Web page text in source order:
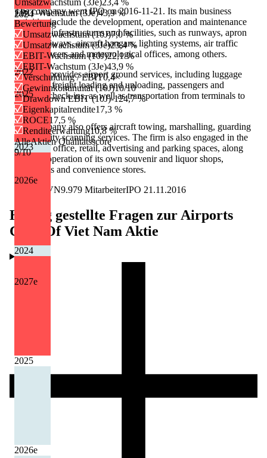
2024
2025
2026e
2027e
2022
2023
2024
2025
2026e
Umsatzwachstum (3Je)23,4 %
EBIT-Wachstum (3Je)43,9 %
Bewertung
Umsatzwachstum (10J)7,0 %
Umsatzwachstum (3Je)23,4 %
EBIT-Wachstum (10J)22,1 %
EBIT-Wachstum (3Je)43,9 %
Verschuldung / EBIT0,4×
Gewinnkontinuität (10J)10/10
Drawdown EBIT (10J)-124,7 %
Eigenkapitalrendite17,3 %
ROCE17,5 %
Renditeerwartung10,8 %
AlleAktien Qualitätsscore
9/10
The company went IPO on 2016-11-21. Its main business
activities include the development, operation and maintenance
of airport infrastructures and facilities, such as runways, apron
areas, taxiways, aircraft hangars, lighting systems, air traffic
control towers and meteorological offices, among others.
The firm provides airport ground services, including luggage
handling, freight loading and unloading, passengers and
baggage check-ins, as well as transportation from terminals to
aircrafts.
The company also offers aircraft towing, marshalling, guarding
and security scanning services. The firm is also engaged in the
leasing of office, retail, advertising and parking spaces, along
with the operation of its own souvenir and liquor shops,
restaurants and convenience stores.
VN9.979 MitarbeiterIPO 21.11.2016
Häufig gestellte Fragen zurAirports
Corp Of Viet NamAktie